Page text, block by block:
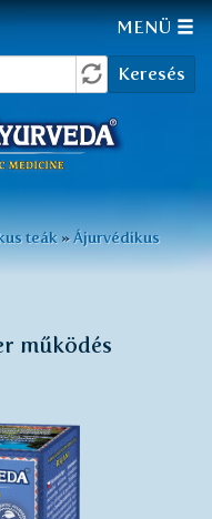
Keresés
MENÜ
teák » Ájurvédikus
működés